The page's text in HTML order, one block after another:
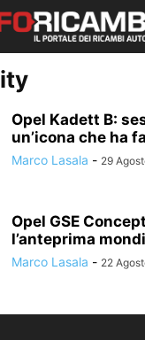
Opel Kadett B:
un’icona che ha
Marco Lasala - 29
Opel GSE
l’anteprima
Marco Lasala - 22